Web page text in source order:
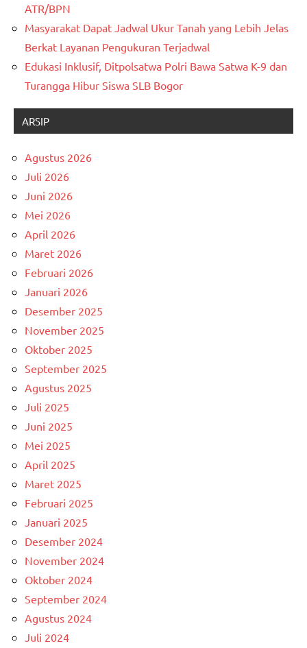
ATR/BPN
Masyarakat Dapat Jadwal Ukur Tanah yang Lebih Jelas
Berkat Layanan Pengukuran Terjadwal
Edukasi Inklusif, Ditpolsatwa Polri Bawa Satwa K-9 dan
Turangga Hibur Siswa SLB Bogor
ARSIP
Agustus 2026
Juli 2026
Juni 2026
Mei 2026
April 2026
Maret 2026
Februari 2026
Januari 2026
Desember 2025
November 2025
Oktober 2025
September 2025
Agustus 2025
Juli 2025
Juni 2025
Mei 2025
April 2025
Maret 2025
Februari 2025
Januari 2025
Desember 2024
November 2024
Oktober 2024
September 2024
Agustus 2024
Juli 2024